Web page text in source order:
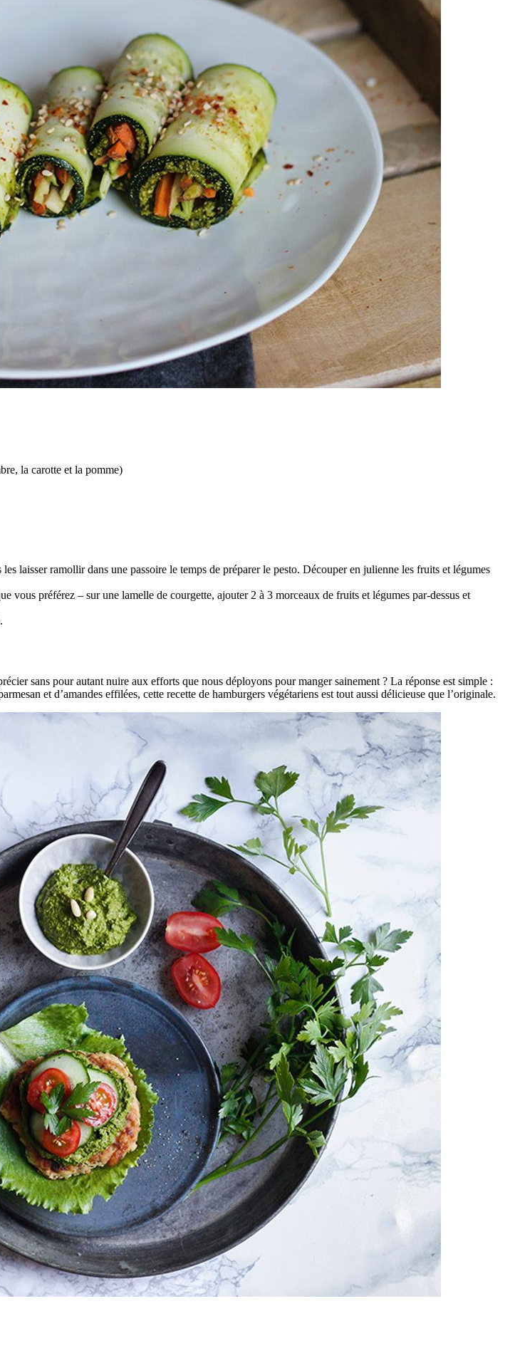
la carotte et la pomme)
laisser ramollir dans une passoire le temps de préparer le pesto. Découper en julienne les fruits et légumes
vous préférez – sur une lamelle de courgette, ajouter 2 à 3 morceaux de fruits et légumes par-dessus et
sans pour autant nuire aux efforts que nous déployons pour manger sainement ? La réponse est simple :
et d’amandes effilées, cette recette de hamburgers végétariens est tout aussi délicieuse que l’originale.